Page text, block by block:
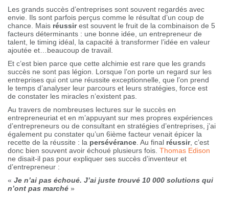
Les grands succès d’entreprises sont souvent regardés avec
envie. Ils sont parfois perçus comme le résultat d’un coup de
chance. Mais réussirest souvent le fruit de la combinaison de 5
facteurs déterminants : une bonne idée, un entrepreneur de
talent, le timing idéal, la capacité à transformer l’idée en valeur
ajoutée et…beaucoup de travail.
Et c’est bien parce que cette alchimie est rare que les grands
succès ne sont pas légion. Lorsque l’on porte un regard sur les
entreprises qui ont une réussite exceptionnelle, que l’on prend
le temps d’analyser leur parcours et leurs stratégies, force est
de constater les miracles n’existent pas.
Au travers de nombreuses lectures sur le succès en
entrepreneuriat et en m’appuyant sur mes propres expériences
d’entrepreneurs ou de consultant en stratégies d’entreprises, j’ai
également pu constater qu’un 6ième facteur venait épicer la
recette de la réussite : la persévérance . Au final réussir, c’est
donc bien souvent avoir échoué plusieurs fois. Thomas Edison
ne disait-il pas pour expliquer ses succès d’inventeur et
d’entrepreneur :
« Je n’ai pas échoué. J’ai juste trouvé 10 000 solutions qui
n’ont pas marché »